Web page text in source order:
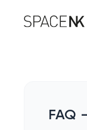
Protetor
FAQ